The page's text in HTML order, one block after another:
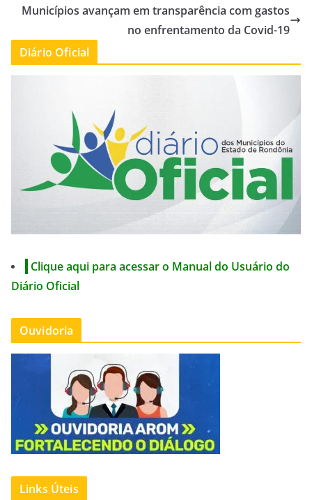
Municípios avançam em transparência com gastos
no enfrentamento da Covid-19
Diário Oficial
Clique aqui para acessar o Manual do Usuário do
Diário Oficial
Ouvidoria
Links Úteis